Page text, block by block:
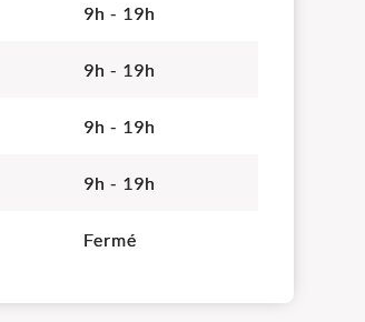
9h - 19h
9h - 19h
9h - 19h
9h - 19h
Fermé